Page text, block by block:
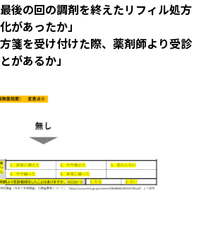
最後の回の調剤を終えたリフィル処方
があったか」
方箋を受け付けた際、薬剤師より受診
があるか」